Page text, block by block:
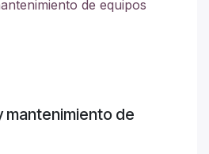
mantenimiento de